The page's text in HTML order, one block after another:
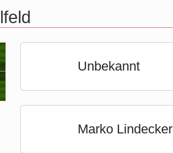
Unbekannt
Marko Lindecker